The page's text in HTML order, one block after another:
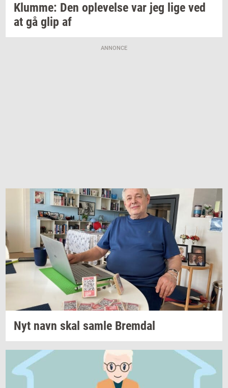
Klum­me: Den op­le­vel­se var jeg lige ved
at gå glip af
ANNONCE
Nyt navn skal samle Brem­dal